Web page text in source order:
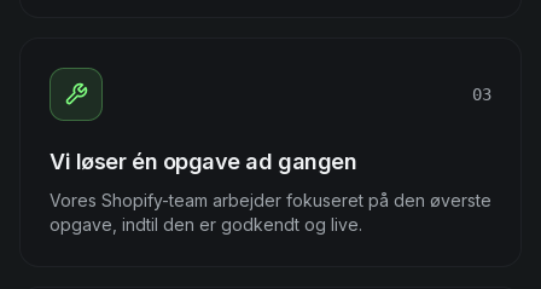
03
Vi løser én opgave ad gangen
Vores Shopify-team arbejder fokuseret på den øverste
opgave, indtil den er godkendt og live.